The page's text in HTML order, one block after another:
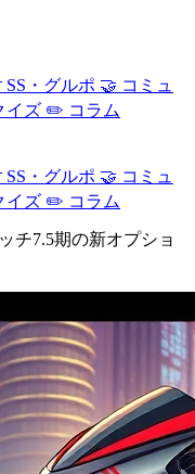
SS・グルポ 🤝 コミュ
イズ ✏️ コラム
SS・グルポ 🤝 コミュ
イズ ✏️ コラム
チ7.5期の新オプショ